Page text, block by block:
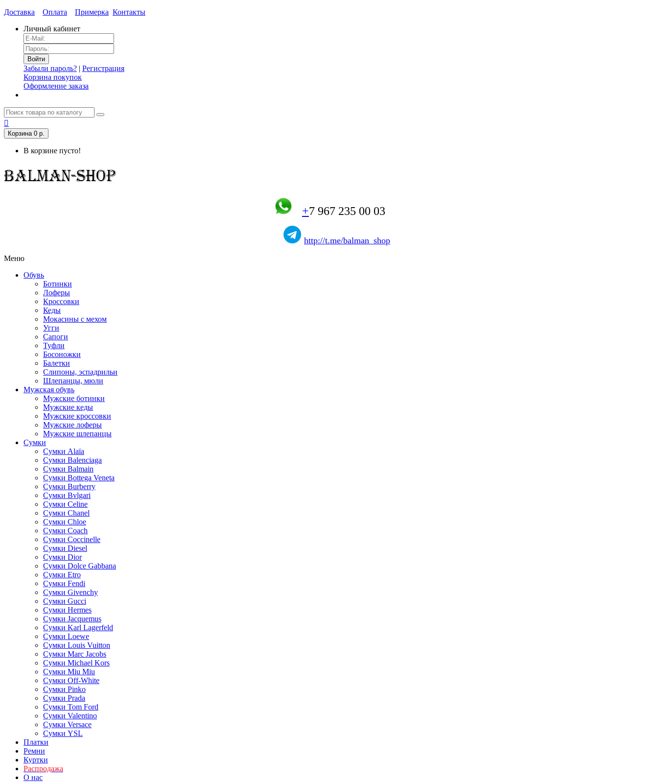
Доставка Оплата Примерка Контакты
Личный кабинет
Забыли пароль? | Регистрация
Корзина покупок
Оформление заказа
Корзина 0 р.
В корзине пусто!
+7 967 235 00 03
http://t.me/balman_shop
Меню
Обувь
Ботинки
Лоферы
Кроссовки
Кеды
Мокасины с мехом
Угги
Сапоги
Туфли
Босоножки
Балетки
Слипоны, эспадрильи
Шлепанцы, мюли
Мужская обувь
Мужские ботинки
Мужские кеды
Мужские кроссовки
Мужские лоферы
Мужские шлепанцы
Сумки
Cумки Alaïa
Сумки Balenciaga
Сумки Balmain
Сумки Bottega Veneta
Сумки Burberry
Сумки Bvlgari
Сумки Celine
Сумки Chanel
Сумки Chloe
Сумки Coach
Сумки Coccinelle
Сумки Diesel
Сумки Dior
Сумки Dolce Gabbana
Сумки Etro
Сумки Fendi
Сумки Givenchy
Сумки Gucci
Сумки Hermes
Сумки Jacquemus
Сумки Karl Lagerfeld
Сумки Loewe
Сумки Louis Vuitton
Сумки Marc Jacobs
Сумки Michael Kors
Сумки Miu Miu
Сумки Off-White
Сумки Pinko
Сумки Prada
Сумки Tom Ford
Cумки Valentino
Сумки Versace
Сумки YSL
Платки
Ремни
Куртки
Распродажа
О нас